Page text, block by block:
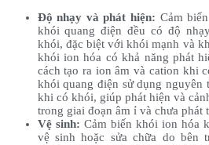
Độ nhạy và phát hiện: Cảm
khói quang điện đều có độ
khói, đặc biệt với khói mạnh và
khói ion hóa có khả năng phát
cách tạo ra ion âm và cation khi
khói quang điện sử dụng nguyên
khi có khói, giúp phát hiện và
trong giai đoạn âm ỉ và chưa phát
Vệ sinh: Cảm biến khói ion hóa
vệ sinh hoặc sửa chữa do bên